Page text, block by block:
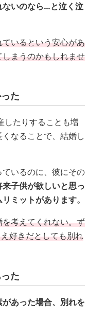
ないのなら…と泣く泣
いるという安心があ
まうのかもしれませ
た
したりすることも増
なることで、結婚し
いるのに、彼にその
来子供が欲しいと思っ
ミットがあります。
考えてくれない。ず
好きだとしても別れ
た
あった場合、別れを